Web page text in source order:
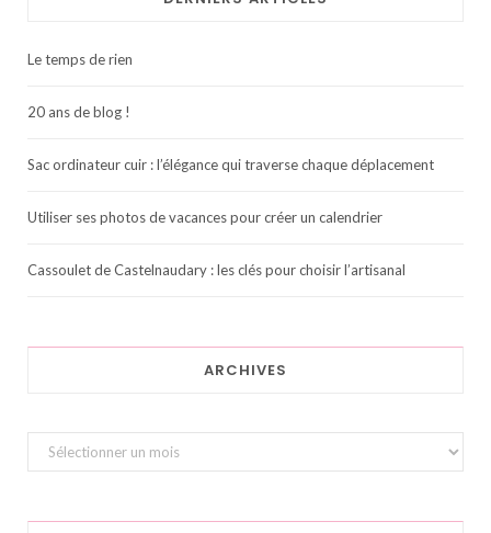
Le temps de rien
20 ans de blog !
Sac ordinateur cuir : l’élégance qui traverse chaque déplacement
Utiliser ses photos de vacances pour créer un calendrier
Cassoulet de Castelnaudary : les clés pour choisir l’artisanal
ARCHIVES
Archives